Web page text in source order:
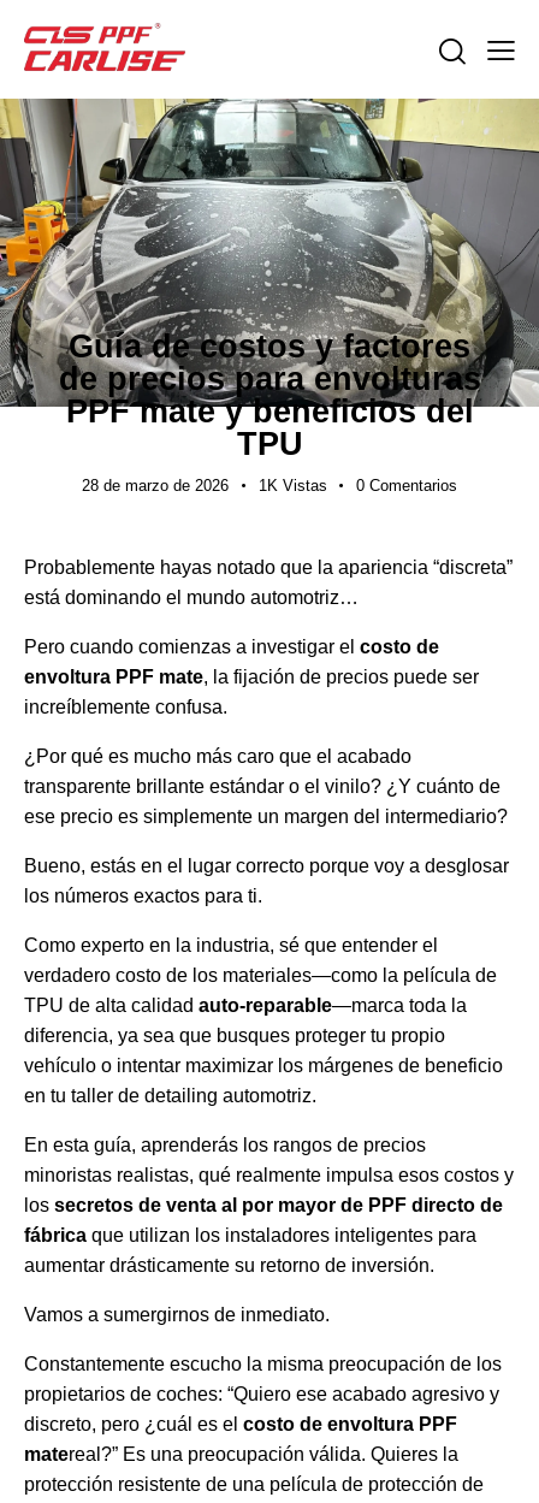
GUÍAS DE EXPORTACIÓN
Guía de costos y factores
de precios para envolturas
PPF mate y beneficios del
TPU
28 de marzo de 2026 1K Vistas 0 Comentarios
Probablemente hayas notado que la apariencia “discreta”
está dominando el mundo automotriz…
Pero cuando comienzas a investigar el costo de
envoltura PPF mate, la fijación de precios puede ser
increíblemente confusa.
¿Por qué es mucho más caro que el acabado
transparente brillante estándar o el vinilo? ¿Y cuánto de
ese precio es simplemente un margen del intermediario?
Bueno, estás en el lugar correcto porque voy a desglosar
los números exactos para ti.
Como experto en la industria, sé que entender el
verdadero costo de los materiales—como la película de
TPU de alta calidad auto-reparable—marca toda la
diferencia, ya sea que busques proteger tu propio
vehículo o intentar maximizar los márgenes de beneficio
en tu taller de detailing automotriz.
En esta guía, aprenderás los rangos de precios
minoristas realistas, qué realmente impulsa esos costos y
los secretos de venta al por mayor de PPF directo de
fábrica que utilizan los instaladores inteligentes para
aumentar drásticamente su retorno de inversión.
Vamos a sumergirnos de inmediato.
Constantemente escucho la misma preocupación de los
propietarios de coches: “Quiero ese acabado agresivo y
discreto, pero ¿cuál es el costo de envoltura PPF
matereal?” Es una preocupación válida. Quieres la
protección resistente de una película de protección de